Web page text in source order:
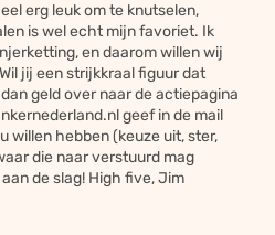
erg leuk om te knutselen,
is wel echt mijn favoriet. Ik
en daarom willen wij
jij een strijkkraal figuur dat
geld over naar de actiepagina
geef in de mail
willen hebben (keuze uit, ster,
die naar verstuurd mag
de slag! High five, Jim
te delen
netwerken worden gedeeld